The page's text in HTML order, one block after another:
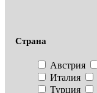
Страна
Австрия
Италия
Турция